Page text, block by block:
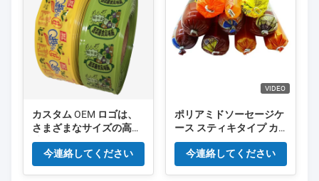
カスタム OEM ロゴは、
さまざまなサイズの高収
縮のカラフルな食品グレ
ードの人工ソーセージ ケ
ーシングを印刷しました
今連絡してください
VIDEO
ポリアミドソーセージケ
ース スティキタイプ カ
スタムロゴ フレックスグ
ラフィー プリントソーセ
ージケース
今連絡してください